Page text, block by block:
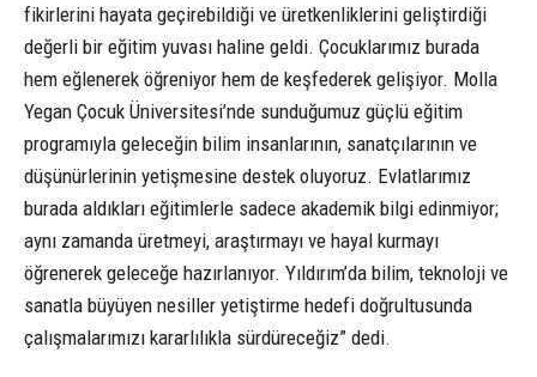
fikirlerini hayata geçirebildiği ve üretkenliklerini geliştirdiği
değerli bir eğitim yuvası haline geldi. Çocuklarımız burada
hem eğlenerek öğreniyor hem de keşfederek gelişiyor. Molla
Yegan Çocuk Üniversitesi’nde sunduğumuz güçlü eğitim
programıyla geleceğin bilim insanlarının, sanatçılarının ve
düşünürlerinin yetişmesine destek oluyoruz. Evlatlarımız
burada aldıkları eğitimlerle sadece akademik bilgi edinmiyor;
aynı zamanda üretmeyi, araştırmayı ve hayal kurmayı
öğrenerek geleceğe hazırlanıyor. Yıldırım’da bilim, teknoloji ve
sanatla büyüyen nesiller yetiştirme hedefi doğrultusunda
çalışmalarımızı kararlılıkla sürdüreceğiz” dedi.